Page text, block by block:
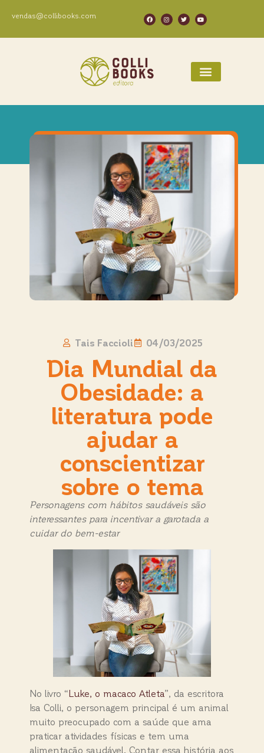
vendas@collibooks.com
Tais Faccioli 04/03/2025
Dia Mundial da
Obesidade: a
literatura pode
ajudar a
conscientizar
sobre o tema
Personagens com hábitos saudáveis são
interessantes para incentivar a garotada a
cuidar do bem-estar
No livro “Luke, o macaco Atleta”, da escritora
Isa Colli, o personagem principal é um animal
muito preocupado com a saúde que ama
praticar atividades físicas e tem uma
alimentação saudável. Contar essa história aos